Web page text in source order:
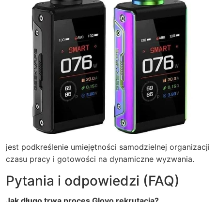
jest podkreślenie umiejętności samodzielnej organizacji
czasu pracy i gotowości na dynamiczne wyzwania.
Pytania i odpowiedzi (FAQ)